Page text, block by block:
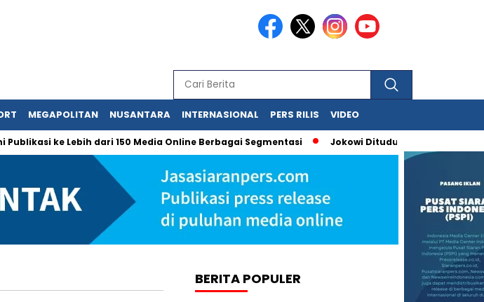
MEGAPOLITAN NUSANTARA INTERNASIONAL PERS RILIS VIDEO
ke Lebih dari 150 Media Online Berbagai Segmentasi Jokowi Dituduh Palsukan Ijazah,
BERITA POPULER